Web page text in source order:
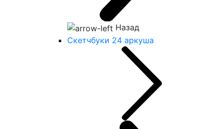
Назад
Скетчбуки 24 аркуша